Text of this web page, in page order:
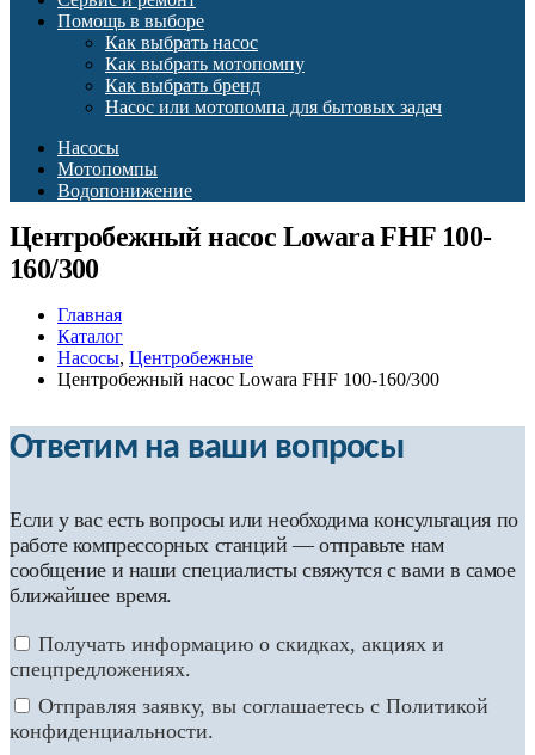
Помощь в выборе
Как выбрать насос
Как выбрать мотопомпу
Как выбрать бренд
Насос или мотопомпа для бытовых задач
Насосы
Мотопомпы
Водопонижение
Центробежный насос Lowara FHF 100-
160/300
Главная
Каталог
Насосы, Центробежные
Центробежный насос Lowara FHF 100-160/300
Ответим на ваши вопросы
Если у вас есть вопросы или необходима консультация по
работе компрессорных станций — отправьте нам
сообщение и наши специалисты свяжутся с вами в самое
ближайшее время.
Получать информацию о скидках, акциях и
спецпредложениях.
Отправляя заявку, вы соглашаетесь с Политикой
конфиденциальности.